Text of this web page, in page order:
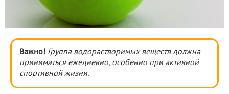
Важно! Группа водорастворимых веществ должна
приниматься ежедневно, особенно при активной
спортивной жизни.